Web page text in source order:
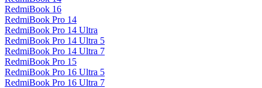
RedmiBook 16
RedmiBook Pro 14
RedmiBook Pro 14 Ultra
RedmiBook Pro 14 Ultra 5
RedmiBook Pro 14 Ultra 7
RedmiBook Pro 15
RedmiBook Pro 16 Ultra 5
RedmiBook Pro 16 Ultra 7